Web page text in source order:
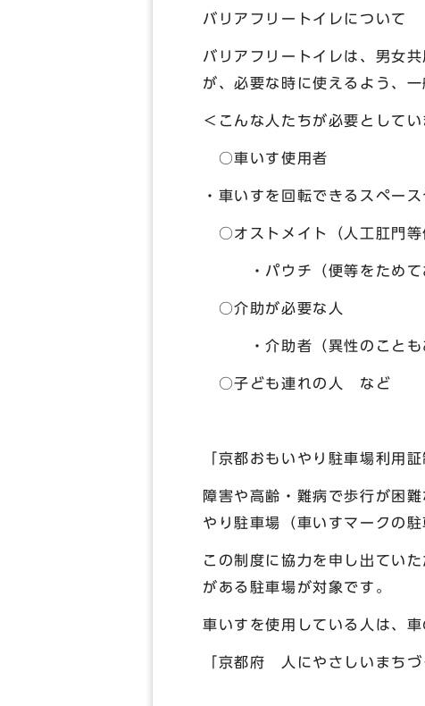
バリアフリートイレについて
バリアフリートイレは、男女
が、必要な時に使えるよう、
＜こんな人たちが必要としてい
○車いす使用者
・車いすを回転できるスペ
○オストメイト（人工肛門等
・パウチ（便等をためてお
○介助が必要な人
・介助者（異性のこともあ
○子ども連れの人 など
「京都おもいやり駐車場利用
障害や高齢・難病で歩行が困
やり駐車場（車いすマークの
この制度に協力を申し出てい
がある駐車場が対象です。
車いすを使用している人は、
「京都府 人にやさしいまちづ